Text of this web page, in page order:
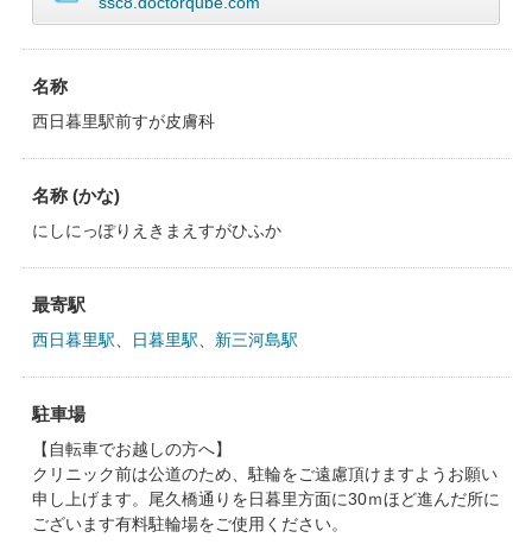
名称
西日暮里駅前すが皮膚科
名称 (かな)
にしにっぽりえきまえすがひふか
最寄駅
西日暮里駅 日暮里駅 新三河島駅
駐車場
【自転車でお越しの方へ】
クリニック前は公道のため、駐輪をご遠慮頂けますようお願い
申し上げます。尾久橋通りを日暮里方面に30ｍほど進んだ所に
ございます有料駐輪場をご使用ください。